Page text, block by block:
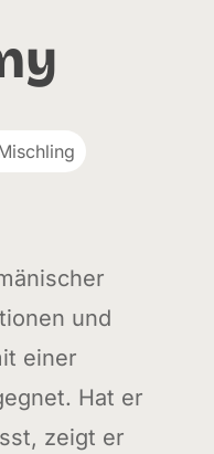
und
einer
Hat er
zeigt er